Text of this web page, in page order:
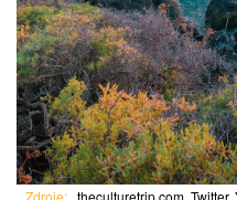
Zdroje: theculturetrip.com,